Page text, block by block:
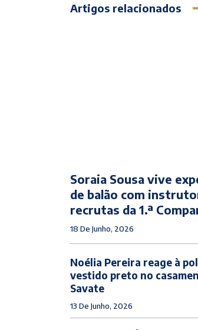
Artigos relacionados
Soraia Sousa vive
de balão com
recrutas da 1.ª
18 De Junho, 2026
Noélia Pereira reage à
vestido preto no
Savate
13 De Junho, 2026